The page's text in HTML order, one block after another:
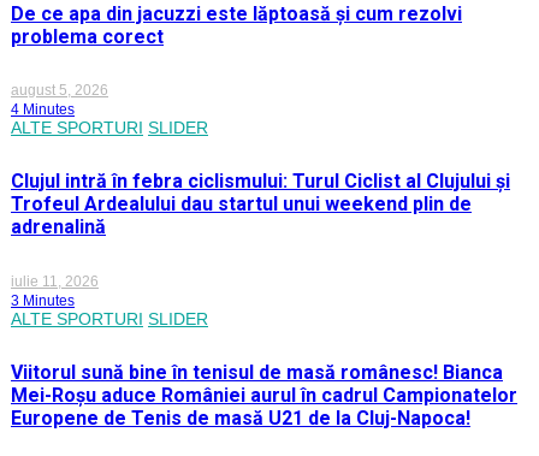
De ce apa din jacuzzi este lăptoasă și cum rezolvi
problema corect
august 5, 2026
4 Minutes
ALTE SPORTURI SLIDER
Clujul intră în febra ciclismului: Turul Ciclist al Clujului și
Trofeul Ardealului dau startul unui weekend plin de
adrenalină
iulie 11, 2026
3 Minutes
ALTE SPORTURI SLIDER
Viitorul sună bine în tenisul de masă românesc! Bianca
Mei-Roșu aduce României aurul în cadrul Campionatelor
Europene de Tenis de masă U21 de la Cluj-Napoca!